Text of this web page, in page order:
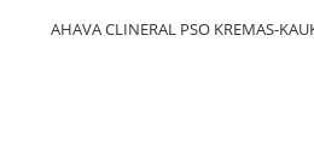
AHAVA CLINERAL PSO KREMAS-